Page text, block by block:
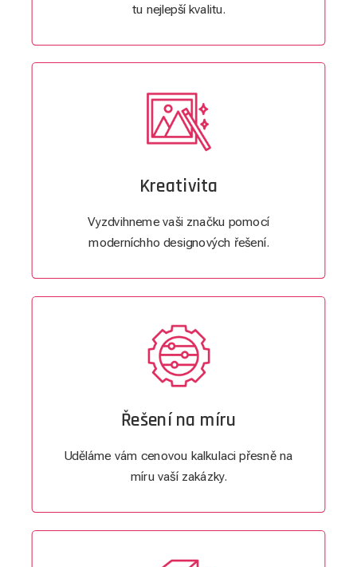
tu nejlepší kvalitu.
Kreativita
Vyzdvihneme vaši značku pomocí
moderníchho designových řešení.
Řešení na míru
Uděláme vám cenovou kalkulaci přesně na
míru vaší zakázky.